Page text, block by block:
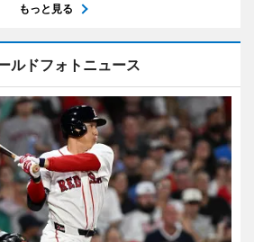
もっと見る
ルドフォトニュース